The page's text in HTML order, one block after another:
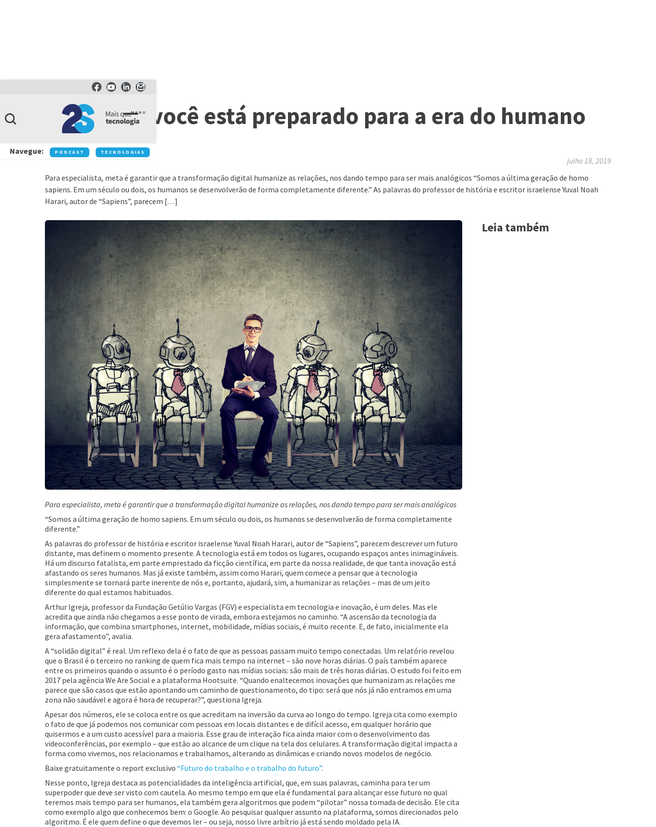
MENU
Navegue: PODCAST TECNOLOGIAS
Inovação: você está preparado para a era do humano
2.0?
julho 18, 2019
Para especialista, meta é garantir que a transformação digital humanize as relações, nos dando tempo para ser mais analógicos “Somos a última geração de homo
sapiens. Em um século ou dois, os humanos se desenvolverão de forma completamente diferente.” As palavras do professor de história e escritor israelense Yuval Noah
Harari, autor de “Sapiens”, parecem […]
Para especialista, meta é garantir que a transformação digital humanize as relações, nos dando tempo para ser mais analógicos
“Somos a última geração de homo sapiens. Em um século ou dois, os humanos se desenvolverão de forma completamente
diferente.”
As palavras do professor de história e escritor israelense Yuval Noah Harari, autor de “Sapiens”, parecem descrever um futuro
distante, mas definem o momento presente. A tecnologia está em todos os lugares, ocupando espaços antes inimagináveis.
Há um discurso fatalista, em parte emprestado da ficção científica, em parte da nossa realidade, de que tanta inovação está
afastando os seres humanos. Mas já existe também, assim como Harari, quem comece a pensar que a tecnologia
simplesmente se tornará parte inerente de nós e, portanto, ajudará, sim, a humanizar as relações – mas de um jeito
diferente do qual estamos habituados.
Arthur Igreja, professor da Fundação Getúlio Vargas (FGV) e especialista em tecnologia e inovação, é um deles. Mas ele
acredita que ainda não chegamos a esse ponto de virada, embora estejamos no caminho. “A ascensão da tecnologia da
informação, que combina smartphones, internet, mobilidade, mídias sociais, é muito recente. E, de fato, inicialmente ela
gera afastamento”, avalia.
A “solidão digital” é real. Um reflexo dela é o fato de que as pessoas passam muito tempo conectadas. Um relatório revelou
que o Brasil é o terceiro no ranking de quem fica mais tempo na internet – são nove horas diárias. O país também aparece
entre os primeiros quando o assunto é o período gasto nas mídias sociais: são mais de três horas diárias. O estudo foi feito em
2017 pela agência We Are Social e a plataforma Hootsuite. “Quando enaltecemos inovações que humanizam as relações me
parece que são casos que estão apontando um caminho de questionamento, do tipo: será que nós já não entramos em uma
zona não saudável e agora é hora de recuperar?”, questiona Igreja.
Apesar dos números, ele se coloca entre os que acreditam na inversão da curva ao longo do tempo. Igreja cita como exemplo
o fato de que já podemos nos comunicar com pessoas em locais distantes e de difícil acesso, em qualquer horário que
quisermos e a um custo acessível para a maioria. Esse grau de interação fica ainda maior com o desenvolvimento das
videoconferências, por exemplo – que estão ao alcance de um clique na tela dos celulares. A transformação digital impacta a
forma como vivemos, nos relacionamos e trabalhamos, alterando as dinâmicas e criando novos modelos de negócio.
Baixe gratuitamente o report exclusivo “Futuro do trabalho e o trabalho do futuro”.
Nesse ponto, Igreja destaca as potencialidades da inteligência artificial, que, em suas palavras, caminha para ter um
superpoder que deve ser visto com cautela. Ao mesmo tempo em que ela é fundamental para alcançar esse futuro no qual
teremos mais tempo para ser humanos, ela também gera algoritmos que podem “pilotar” nossa tomada de decisão. Ele cita
como exemplo algo que conhecemos bem: o Google. Ao pesquisar qualquer assunto na plataforma, somos direcionados pelo
algoritmo. É ele quem define o que devemos ler – ou seja, nosso livre arbítrio já está sendo moldado pela IA.
Leia também